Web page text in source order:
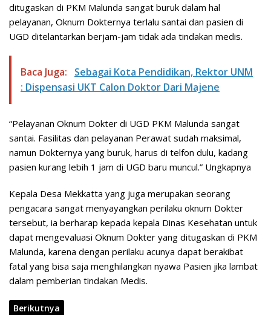
ditugaskan di PKM Malunda sangat buruk dalam hal
pelayanan, Oknum Dokternya terlalu santai dan pasien di
UGD ditelantarkan berjam-jam tidak ada tindakan medis.
Baca Juga:
Sebagai Kota Pendidikan, Rektor UNM
: Dispensasi UKT Calon Doktor Dari Majene
“Pelayanan Oknum Dokter di UGD PKM Malunda sangat
santai. Fasilitas dan pelayanan Perawat sudah maksimal,
namun Dokternya yang buruk, harus di telfon dulu, kadang
pasien kurang lebih 1 jam di UGD baru muncul.” Ungkapnya
Kepala Desa Mekkatta yang juga merupakan seorang
pengacara sangat menyayangkan perilaku oknum Dokter
tersebut, ia berharap kepada kepala Dinas Kesehatan untuk
dapat mengevaluasi Oknum Dokter yang ditugaskan di PKM
Malunda, karena dengan perilaku acunya dapat berakibat
fatal yang bisa saja menghilangkan nyawa Pasien jika lambat
dalam pemberian tindakan Medis.
Berikutnya